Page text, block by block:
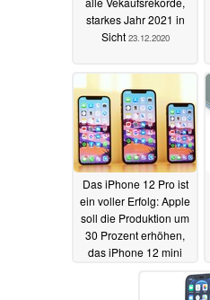
starkes Jahr 2021 in
Sicht 23.12.2020
Das iPhone 12 Pro ist
ein voller Erfolg: Apple
soll die Produktion um
30 Prozent erhöhen,
das iPhone 12 mini